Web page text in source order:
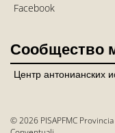
Facebook
Сообщество
Центр антонианских
© 2026 PISAPFMC